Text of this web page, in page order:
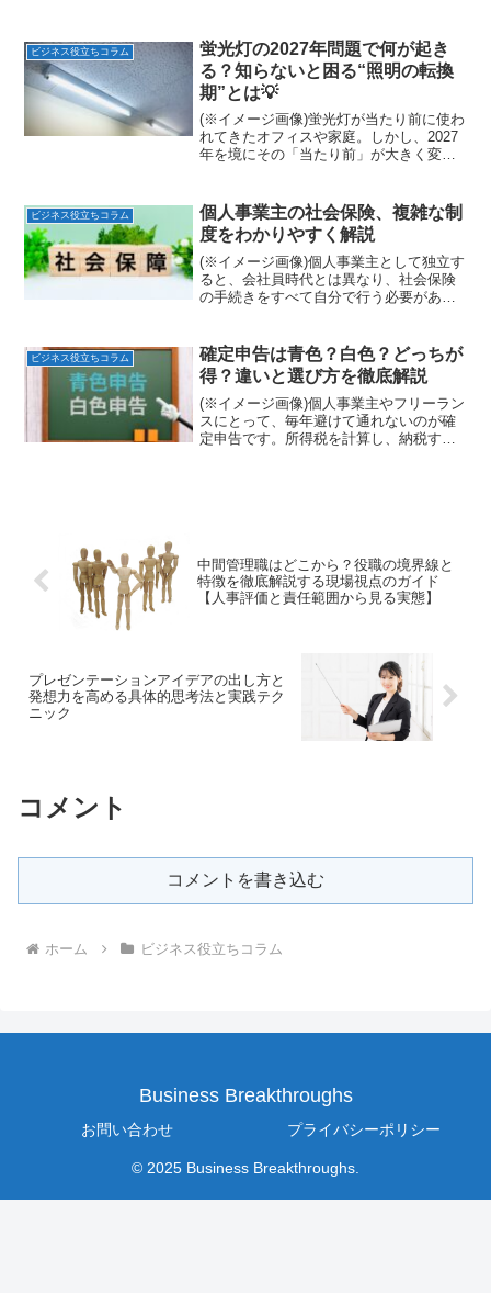
ング方法です。日常生活の中で簡単に取
り入れられ、心の安定や...
ビジネス役立ちコラム
蛍光灯の2027年問題で何が起き
る？知らないと困る“照明の転換
期”とは💡
(※イメージ画像)蛍光灯が当たり前に使わ
れてきたオフィスや家庭。しかし、2027
年を境にその「当たり前」が大きく変わ
な転換期が迫っています。これは、環境
規制の強化によ...
ビジネス役立ちコラム
個人事業主の社会保険、複雑な制
度をわかりやすく解説
(※イメージ画像)個人事業主として独立す
ると、会社員時代とは異なり、社会保険
の手続きをすべて自分で行う必要があり
のか、不安に感じている方も多いのでは
ないでしょうか。本記...
ビジネス役立ちコラム
確定申告は青色？白色？どっちが
得？違いと選び方を徹底解説
(※イメージ画像)個人事業主やフリーラン
スにとって、毎年避けて通れないのが確
定申告です。所得税を計算し、納税する
中間管理職はどこから？役職の境界線と
特徴を徹底解説する現場視点のガイド
【人事評価と責任範囲から見る実態】
プレゼンテーションアイデアの出し方と
発想力を高める具体的思考法と実践テク
ニック
コメント
コメントを書き込む
ホーム ビジネス役立ちコラム
Business Breakthroughs
お問い合わせ プライバシーポリシー
© 2025 Business Breakthroughs.